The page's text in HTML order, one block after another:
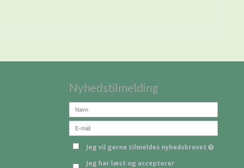
Nyhedstilmelding
Jeg vil gerne tilmeldes nyhedsbrevet
Jeg har læst og accepterer